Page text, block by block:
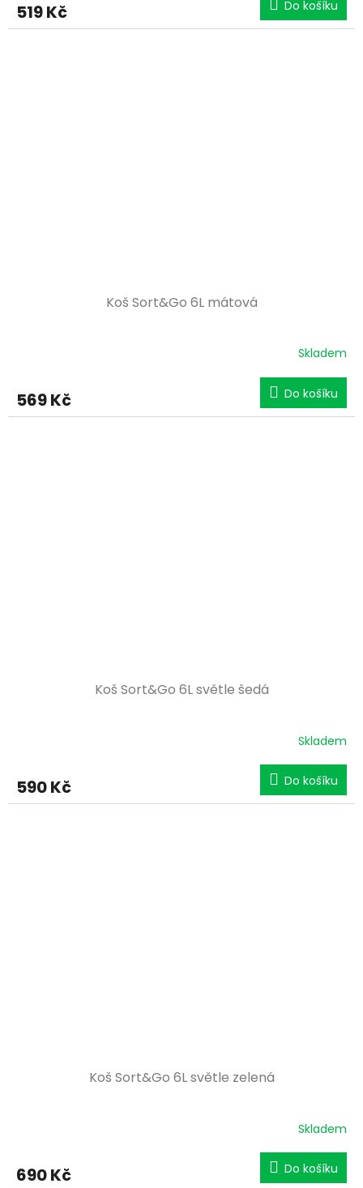
519 Kč Do košíku
Koš Sort&Go 6L mátová
Skladem
569 Kč Do košíku
Koš Sort&Go 6L světle šedá
Skladem
590 Kč Do košíku
Koš Sort&Go 6L světle zelená
Skladem
690 Kč Do košíku